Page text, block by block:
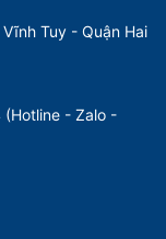
Tuy - Quận Hai
(Hotline - Zalo -